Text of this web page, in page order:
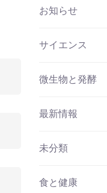
お知らせ
サイエンス
微生物と発酵
最新情報
未分類
食と健康